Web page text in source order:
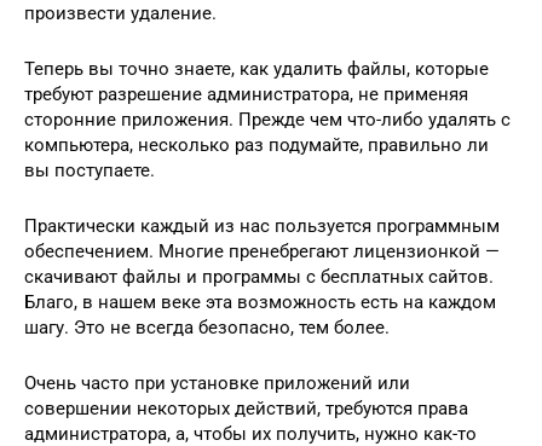
произвести удаление.
Теперь вы точно знаете, как удалить файлы, которые
требуют разрешение администратора, не применяя
сторонние приложения. Прежде чем что-либо удалять с
компьютера, несколько раз подумайте, правильно ли
вы поступаете.
Практически каждый из нас пользуется программным
обеспечением. Многие пренебрегают лицензионкой —
скачивают файлы и программы с бесплатных сайтов.
Благо, в нашем веке эта возможность есть на каждом
шагу. Это не всегда безопасно, тем более.
Очень часто при установке приложений или
совершении некоторых действий, требуются права
администратора, а, чтобы их получить, нужно как-то